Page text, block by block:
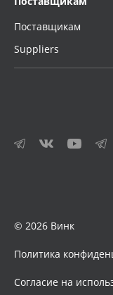
Поставщикам
Suppliers
© 2026 Винк
Политика
Согласие на